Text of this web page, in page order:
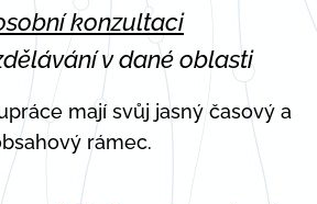
konzultaci
v dané oblasti
mají svůj jasný časový a
rámec.